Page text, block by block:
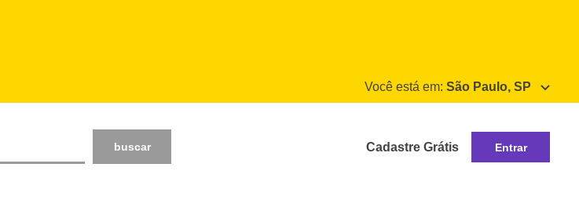
Você está em: São Paulo, SP
buscar
Cadastre Grátis Entrar